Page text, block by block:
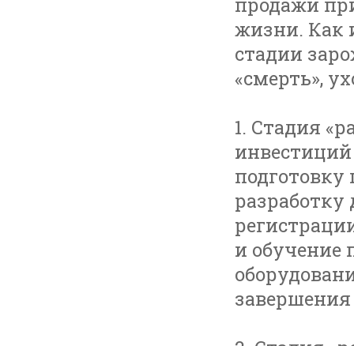
жизни. Как
стадии
«смерть»,
1. Стадия
и обучение